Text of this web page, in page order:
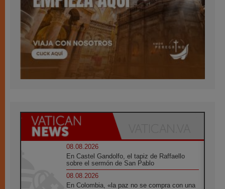
08.08.2026
En Castel Gandolfo, el tapiz de Raffaello
sobre el sermón de San Pablo
08.08.2026
En Colombia, «la paz no se compra con una